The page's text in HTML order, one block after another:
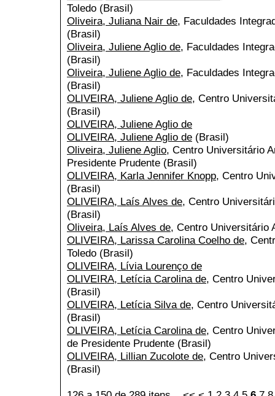
Toledo (Brasil)
Oliveira, Juliana Nair de, Faculdades
(Brasil)
Oliveira, Juliene Aglio de, Faculdades
(Brasil)
Oliveira, Juliene Aglio de, Faculdades
(Brasil)
OLIVEIRA, Juliene Aglio de, Centro
(Brasil)
OLIVEIRA, Juliene Aglio de
OLIVEIRA, Juliene Aglio de (Brasil)
Oliveira, Juliene Aglio, Centro Universitário
Presidente Prudente (Brasil)
OLIVEIRA, Karla Jennifer Knopp, Centro
(Brasil)
OLIVEIRA, Laís Alves de, Centro
(Brasil)
Oliveira, Laís Alves de, Centro Universitário
OLIVEIRA, Larissa Carolina Coelho de,
Toledo (Brasil)
OLIVEIRA, Lívia Lourenço de
OLIVEIRA, Letícia Carolina de, Centro
(Brasil)
OLIVEIRA, Letícia Silva de, Centro
(Brasil)
OLIVEIRA, Letícia Carolina de, Centro
de Presidente Prudente (Brasil)
OLIVEIRA, Lillian Zucolote de, Centro
(Brasil)